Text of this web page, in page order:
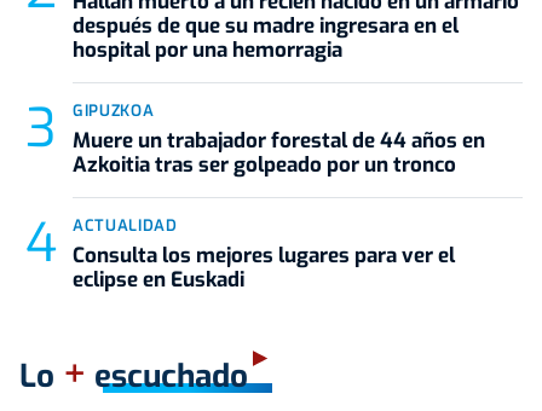
después de que su madre ingresara en el
hospital por una hemorragia
GIPUZKOA
Muere un trabajador forestal de 44 años en
Azkoitia tras ser golpeado por un tronco
ACTUALIDAD
Consulta los mejores lugares para ver el
eclipse en Euskadi
Lo + escuchado